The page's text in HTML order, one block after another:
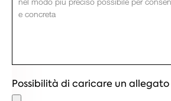
Possibilità di caricare un allegato